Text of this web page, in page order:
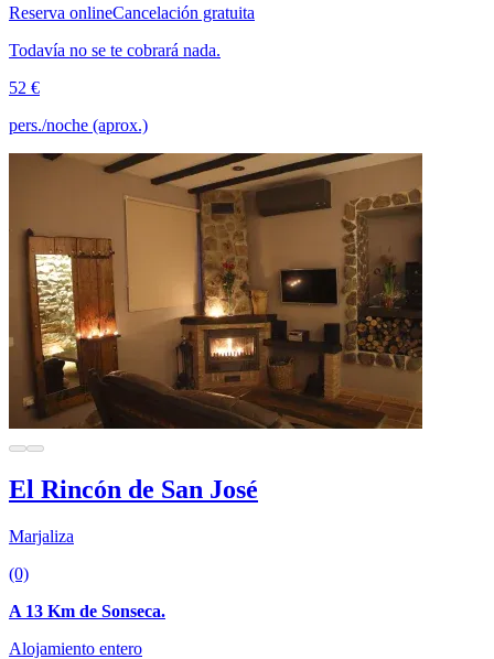
Reserva onlineCancelación gratuita
Todavía no se te cobrará nada.
52 €
pers./noche (aprox.)
El Rincón de San José
Marjaliza
(0)
A 13 Km de Sonseca.
Alojamiento entero